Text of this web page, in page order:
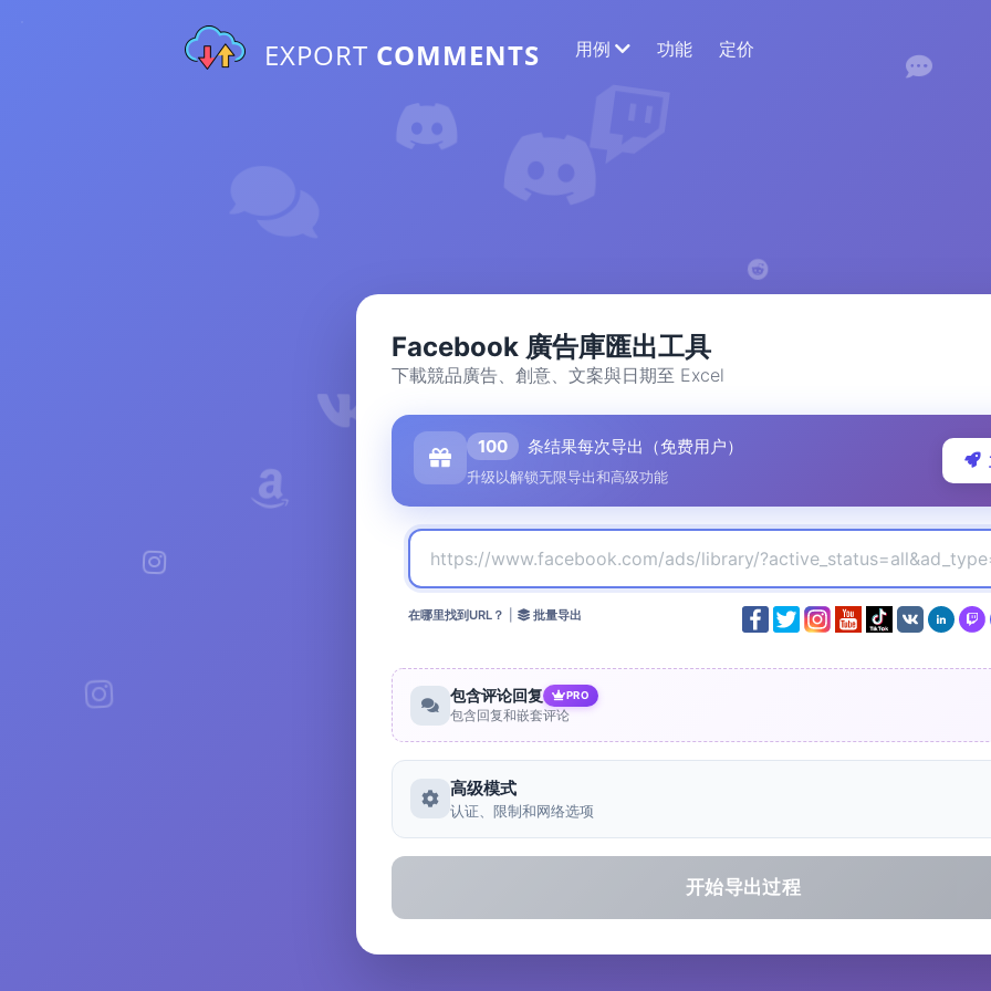
EXPORT COMMENTS 用例 功能 定价
Facebook 廣告庫匯出工具
下載競品廣告、創意、文案與日期至 Excel
100 条结果每次导出（免费用户）
升级以解锁无限导出和高级功能
在哪里找到URL？ 批量导出
包含评论回复 PRO
包含回复和嵌套评论
高级模式
认证、限制和网络选项
开始导出过程